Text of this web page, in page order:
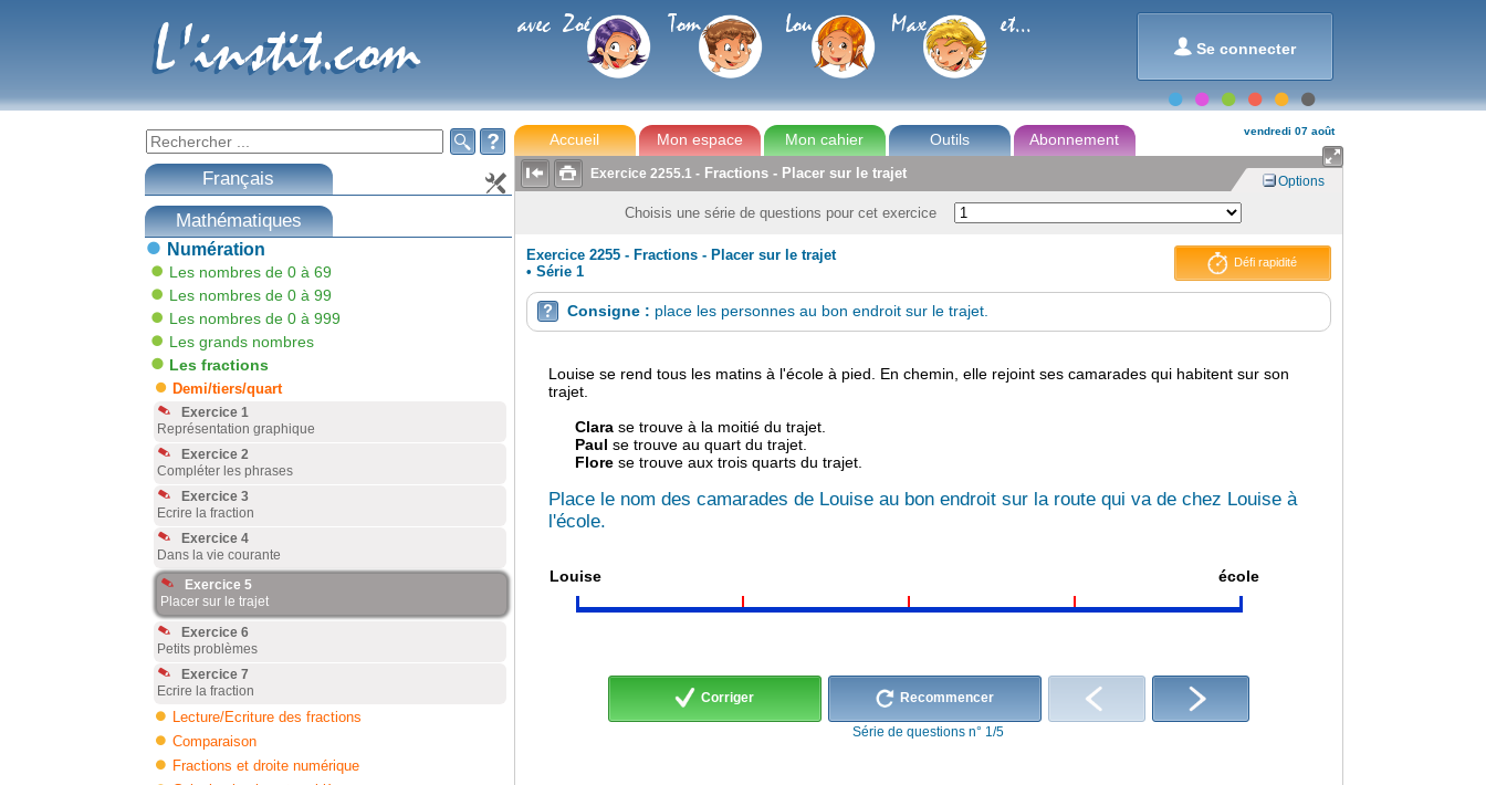
 Se connecter
L'instit.com
L'instit.com avec Zoé Tom Lou Max et...
 

Français
Mathématiques
Numération
Les nombres de 0 à 69
Les nombres de 0 à 99
Les nombres de 0 à 999
Les grands nombres
Les fractions
Demi/tiers/quart
Exercice 1
Représentation graphique
Exercice 2
Compléter les phrases
Exercice 3
Ecrire la fraction
Exercice 4
Dans la vie courante
Exercice 5
Placer sur le trajet
Exercice 6
Petits problèmes
Exercice 7
Ecrire la fraction
Lecture/Ecriture des fractions
Comparaison
Fractions et droite numérique
Accueil Mon espace Mon cahier Outils Abonnement vendredi 07 août

  Exercice 2255.1- Fractions - Placer sur le trajet Options
Choisis une série de questions pour cet exercice
Défi rapidité
Exercice 2255 - Fractions - Placer sur le trajet
• Série 1
 Consigne : place les personnes au bon endroit sur le trajet.
Louise se rend tous les matins à l'école à pied. En chemin, elle rejoint ses camarades qui habitent sur son
trajet.
Clarase trouve à la moitié du trajet.
Paul se trouve au quart du trajet.
Florese trouve aux trois quarts du trajet.
Place le nom des camarades de Louise au bon endroit sur la route qui va de chez Louise à
l'école.
Louise école
Corriger Recommencer
Série de questions n° 1/5